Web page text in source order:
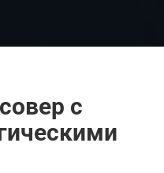
с